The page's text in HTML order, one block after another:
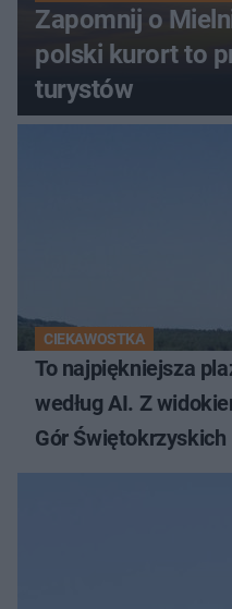
Zapomnij o
polski kurort to
turystów
CIEKAWOSTKA
To najpiękniejsza
według AI. Z
Gór Świętokrzyskich